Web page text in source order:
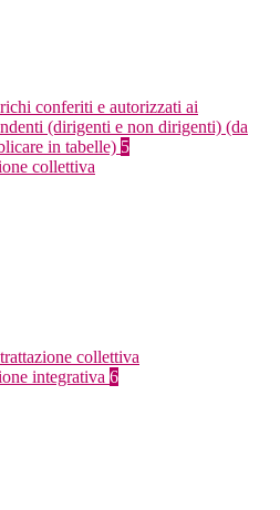
conferiti e autorizzati ai
(dirigenti e non dirigenti) (da
in tabelle) 5
collettiva
collettiva
integrativa 6